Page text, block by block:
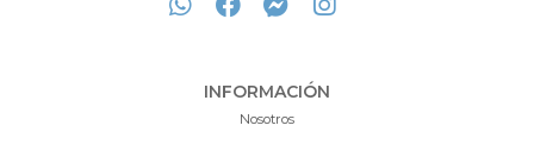
INFORMACIÓN
Nosotros